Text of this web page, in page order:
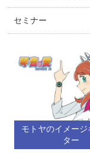
セミナー
モトヤのイメージ
ター